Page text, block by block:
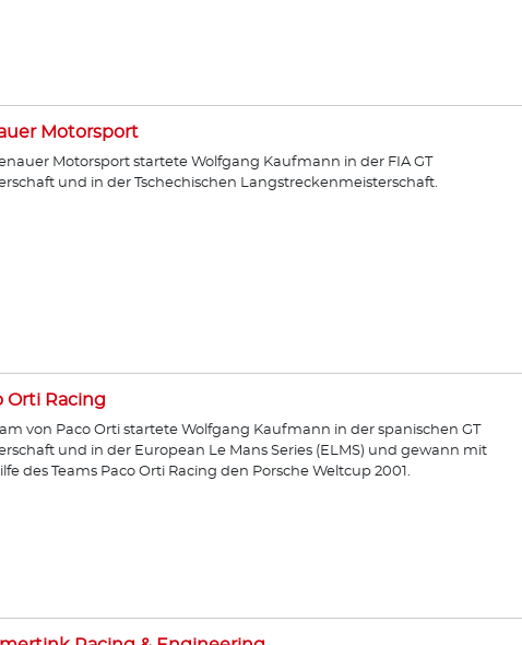
Motorsport
Motorsport startete Wolfgang Kaufmann in der FIA GT
und in der Tschechischen Langstreckenmeisterschaft.
Orti Racing
von Paco Orti startete Wolfgang Kaufmann in der spanischen GT
und in der European Le Mans Series (ELMS) und gewann mit
des Teams Paco Orti Racing den Porsche Weltcup 2001.